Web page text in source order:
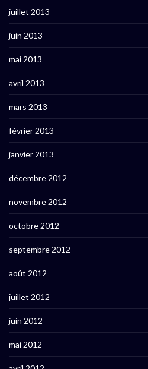
juillet 2013
juin 2013
mai 2013
avril 2013
mars 2013
février 2013
janvier 2013
décembre 2012
novembre 2012
octobre 2012
septembre 2012
août 2012
juillet 2012
juin 2012
mai 2012